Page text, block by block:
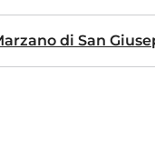
di San